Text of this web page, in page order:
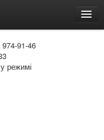
974-91-46
режимі